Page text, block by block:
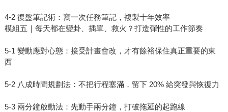
4-2 復盤筆記術：寫一次任務筆記，複製十年效率
模組五｜每天都在變卦、插單、救火？打造彈性的工作節奏
5-1 變動應對心態：接受計畫會改，才有餘裕保住真正重要的東
西
5-2 八成時間規劃法：不把行程塞滿，留下 20% 給突發與恢復力
5-3 兩分鐘啟動法：先動手兩分鐘，打破拖延的起跑線